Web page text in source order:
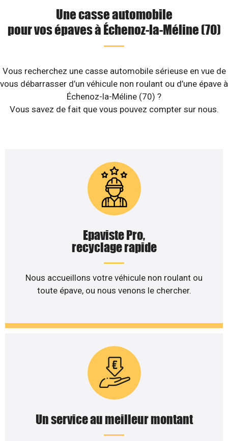
Une casse automobile
pour vos épaves à Échenoz-la-Méline (70)
Vous recherchez une casse automobile sérieuse en vue de
vous débarrasser d’un véhicule non roulant ou d’une épave à
Échenoz-la-Méline (70) ?
Vous savez de fait que vous pouvez compter sur nous.
Epaviste Pro,
recyclage rapide
Nous accueillons votre véhicule non roulant ou
toute épave, ou nous venons le chercher.
Un service au meilleur montant